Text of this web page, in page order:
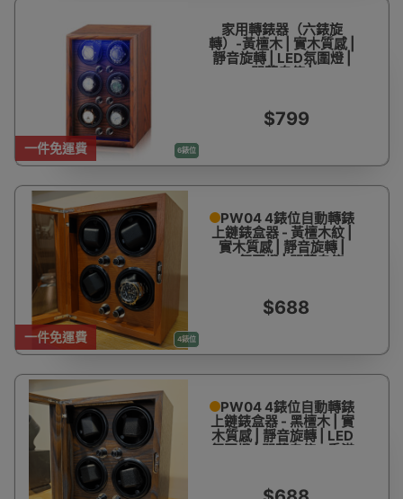
一件免運費 6錶位
家用轉錶器（六錶旋
轉）-黃檀木 | 實木質感 |
靜音旋轉 | LED氛圍燈 |
開蓋自停 |
$799
一件免運費 4錶位
PW04 4錶位自動轉錶
上鏈錶盒器 - 黃檀木紋 |
實木質感 | 靜音旋轉 |
LED氛圍燈 | 開蓋自停 -
$688
PW04 4錶位自動轉錶
上鏈錶盒器 - 黑檀木 | 實
木質感 | 靜音旋轉 | LED
氛圍燈 | 開蓋自停 - 香港